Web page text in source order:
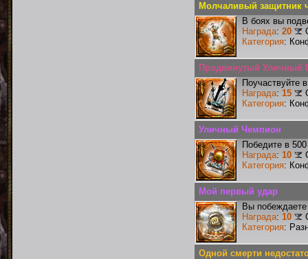
Молчаливый защитник
В боях вы
Награда: 20
Категория:
Продвинутый Уличный
Поучаствуйте
Награда: 15
Категория:
Уличный Чемпион
Победите в
Награда: 10
Категория:
Мой первый удар
Вы
Награда: 10
Категория:
Одной смерти